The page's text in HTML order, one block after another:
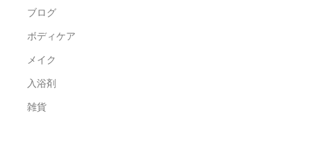
ブログ
ボディケア
メイク
入浴剤
雑貨